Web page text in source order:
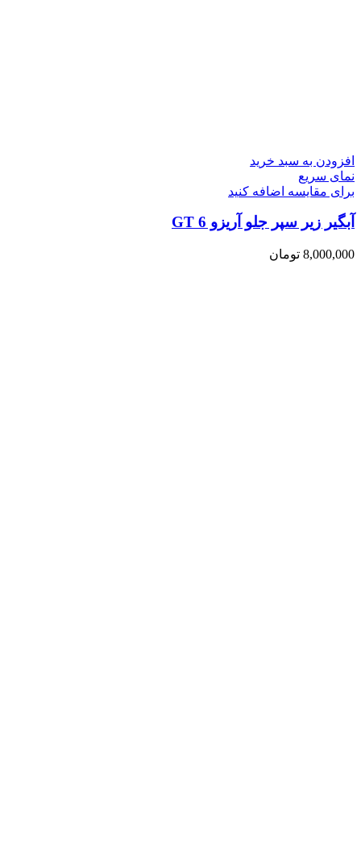
افزودن به سبد خرید
نمای سریع
برای مقایسه اضافه کنید
آبگیر زیر سپر جلو آریزو 6 GT
8,000,000 تومان